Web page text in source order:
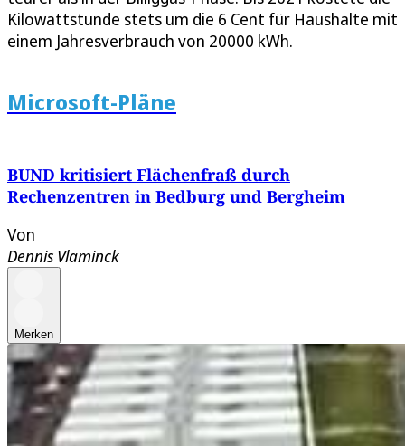
Kilowattstunde stets um die 6 Cent für Haushalte mit
einem Jahresverbrauch von 20000 kWh.
Microsoft-Pläne
BUND kritisiert Flächenfraß durch
Rechenzentren in Bedburg und Bergheim
Von
Dennis Vlaminck
Merken